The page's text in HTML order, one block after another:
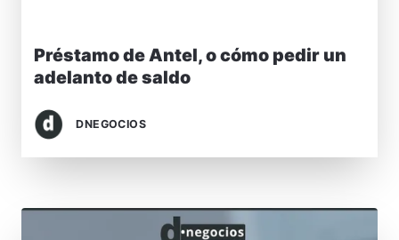
Préstamo de Antel, o cómo pedir un
adelanto de saldo
DNEGOCIOS